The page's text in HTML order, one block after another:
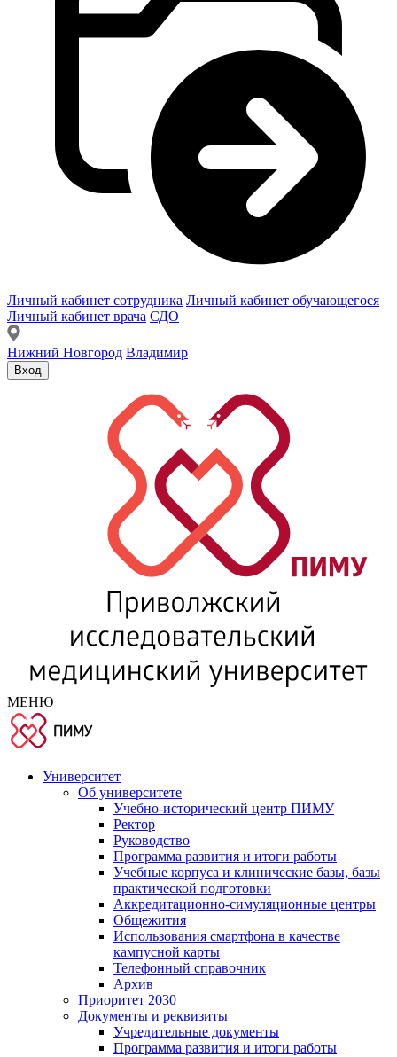
Личный кабинет сотрудника Личный кабинет обучающегося
Личный кабинет врача СДО
Нижний Новгород Владимир
Вход
МЕНЮ
Университет
Об университете
Учебно-исторический центр ПИМУ
Ректор
Руководство
Программа развития и итоги работы
Учебные корпуса и клинические базы, базы
практической подготовки
Аккредитационно-симуляционные центры
Общежития
Использования смартфона в качестве
кампусной карты
Телефонный справочник
Архив
Приоритет 2030
Документы и реквизиты
Учредительные документы
Программа развития и итоги работы